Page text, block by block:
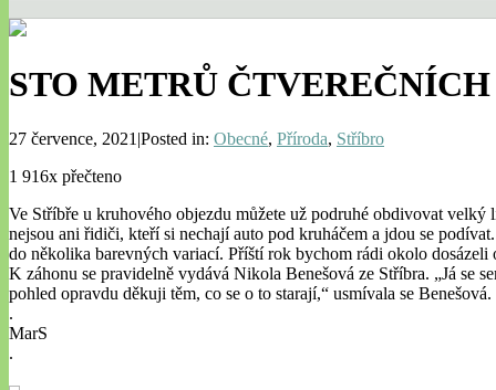
STO METRŮ
27 července, 2021|Posted in: Obecné, Příroda, Stříbro
1 916x přečteno
Ve Stříbře u kruhového objezdu můžete už podruhé obdivovat
nejsou ani řidiči, kteří si nechají auto pod kruháčem a jdou se
do několika barevných variací. Příští rok bychom rádi okolo
K záhonu se pravidelně vydává Nikola Benešová ze Stříbra. „Já se
pohled opravdu děkuji těm, co se o to starají,“ usmívala se Benešová.
.
MarS
.